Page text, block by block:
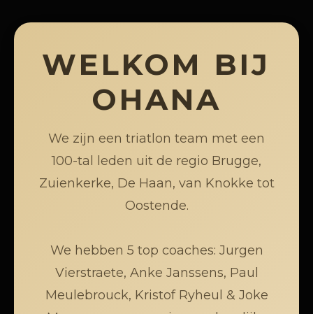
WELKOM BIJ
OHANA
We zijn een triatlon team met een
100-tal leden uit de regio Brugge,
Zuienkerke, De Haan, van Knokke tot
Oostende.
We hebben 5 top coaches: Jurgen
Vierstraete, Anke Janssens, Paul
Meulebrouck, Kristof Ryheul & Joke